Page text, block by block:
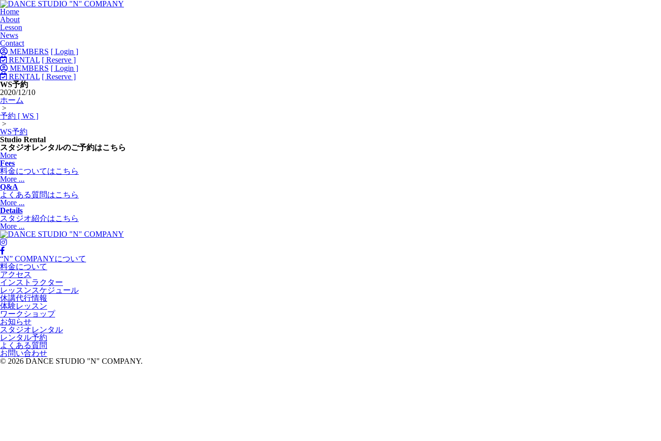
Home
About
Lesson
News
Contact
MEMBERS [ Login ]
RENTAL [ Reserve ]
MEMBERS [ Login ]
RENTAL [ Reserve ]
WS予約
2020/12/10
ホーム
>
予約 [ WS ]
>
WS予約
Studio Rental
スタジオレンタルのご予約はこちら
More
Fees
料金についてはこちら
More ...
Q&A
よくある質問はこちら
More ...
Details
スタジオ紹介はこちら
More ...
“N” COMPANYについて
料金について
アクセス
インストラクター
レッスンスケジュール
休講代行情報
体験レッスン
ワークショップ
お知らせ
スタジオレンタル
レンタル予約
よくある質問
お問い合わせ
© 2026 DANCE STUDIO "N" COMPANY.